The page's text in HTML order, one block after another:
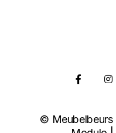
© Meubelbeurs